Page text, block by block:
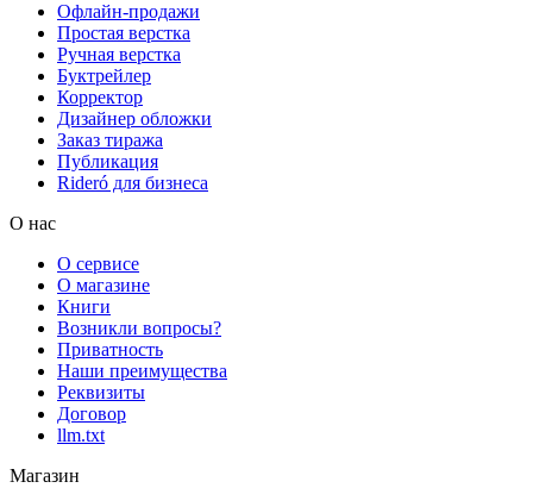
Офлайн-продажи
Простая верстка
Ручная верстка
Буктрейлер
Корректор
Дизайнер обложки
Заказ тиража
Публикация
Rideró для бизнеса
О нас
О сервисе
О магазине
Книги
Возникли вопросы?
Приватность
Наши преимущества
Реквизиты
Договор
llm.txt
Магазин